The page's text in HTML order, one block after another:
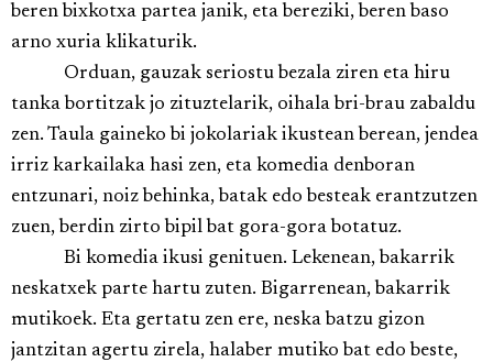
beren bixkotxa partea janik, eta bereziki, beren baso
arno xuria klikaturik.
Orduan, gauzak seriostu bezala ziren eta hiru
tanka bortitzak jo zituztelarik, oihala bri-brau zabaldu
zen. Taula gaineko bi jokolariak ikustean berean, jendea
irriz karkailaka hasi zen, eta komedia denboran
entzunari, noiz behinka, batak edo besteak erantzutzen
zuen, berdin zirto bipil bat gora-gora botatuz.
Bi komedia ikusi genituen. Lekenean, bakarrik
neskatxek parte hartu zuten. Bigarrenean, bakarrik
mutikoek. Eta gertatu zen ere, neska batzu gizon
jantzitan agertu zirela, halaber mutiko bat edo beste,